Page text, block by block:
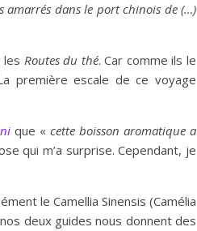
amarrés dans le port chinois de (…)
les Routes du thé. Car comme ils le
première escale de ce voyage
que « cette boisson aromatique a
qui m’a surprise. Cependant, je
le Camellia Sinensis (Camélia
deux guides nous donnent des